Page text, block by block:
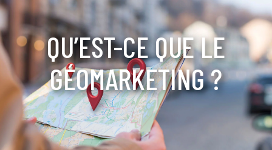
QU’EST-CE QUE LE
GÉOMARKETING ?